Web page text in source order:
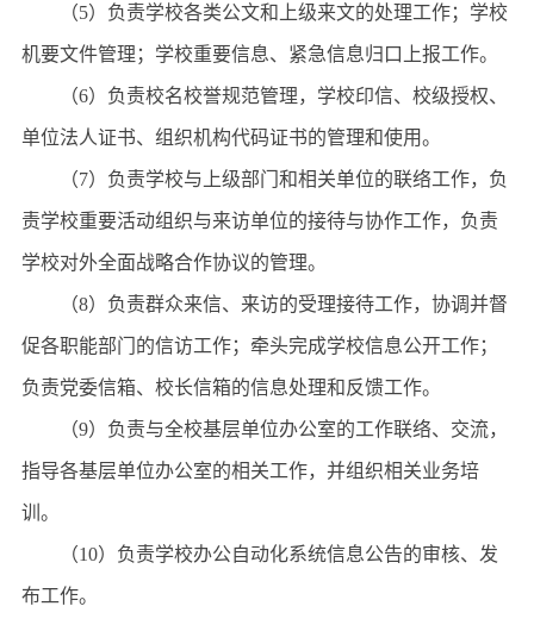
（5）负责学校各类公文和上级来文的处理工作；学校
机要文件管理；学校重要信息、紧急信息归口上报工作。
（6）负责校名校誉规范管理，学校印信、校级授权、
单位法人证书、组织机构代码证书的管理和使用。
（7）负责学校与上级部门和相关单位的联络工作，负
责学校重要活动组织与来访单位的接待与协作工作，负责
学校对外全面战略合作协议的管理。
（8）负责群众来信、来访的受理接待工作，协调并督
促各职能部门的信访工作；牵头完成学校信息公开工作；
负责党委信箱、校长信箱的信息处理和反馈工作。
（9）负责与全校基层单位办公室的工作联络、交流，
指导各基层单位办公室的相关工作，并组织相关业务培
训。
（10）负责学校办公自动化系统信息公告的审核、发
布工作。